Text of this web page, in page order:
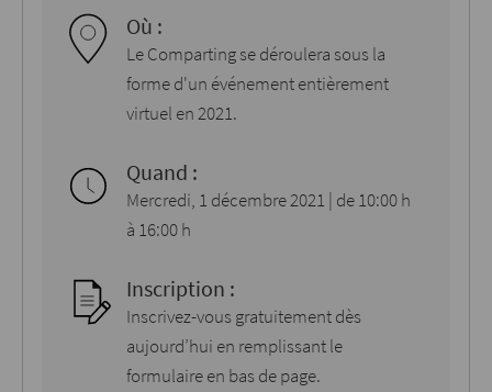
Où :
Le Comparting se déroulera sous la
forme d'un événement entièrement
virtuel en 2021.
Quand :
Mercredi, 1 décembre 2021 | de 10:00 h
à 16:00 h
Inscription :
Inscrivez-vous gratuitement dès
aujourd’hui en remplissant le
formulaire en bas de page.